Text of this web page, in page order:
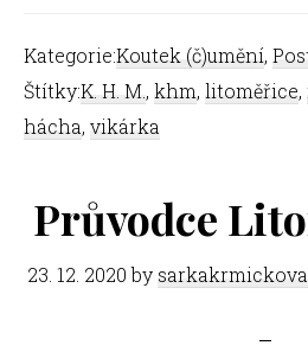
Kategorie:Koutek (č)umění,
Štítky:K. H. M., khm, litoměřice,
hácha, vikárka
Průvodce
23. 12. 2020by sarkakrmickova